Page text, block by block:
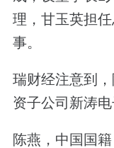
理，甘玉英担
事。
瑞财经注意到
资子公司新涛电
陈燕，中国国